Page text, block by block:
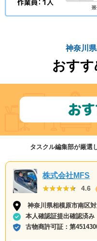
神奈川
おす
タスクル編集部が厳選
株式会社MFS
★★★★★
★★★★★ 4.6
神奈川県相模原市南区
本人確認証提出確認済み
古物商許可証：第